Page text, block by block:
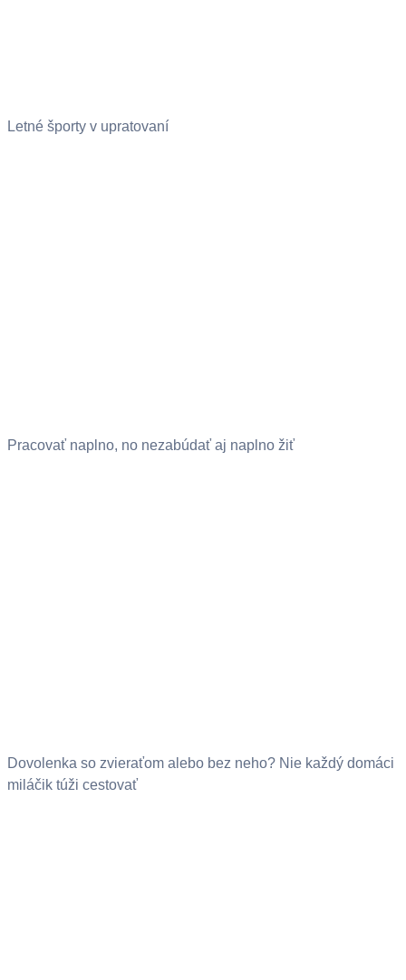
Letné športy v upratovaní
Pracovať naplno, no nezabúdať aj naplno žiť
Dovolenka so zvieraťom alebo bez neho? Nie každý domáci
miláčik túži cestovať